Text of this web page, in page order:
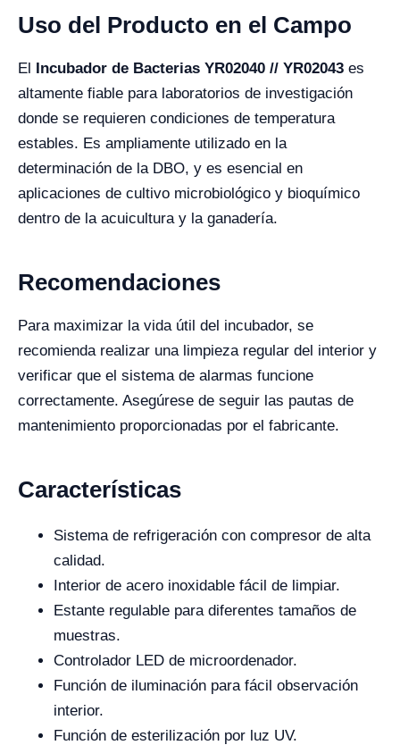
Uso del Producto en el Campo
El Incubador de Bacterias YR02040 // YR02043 es
altamente fiable para laboratorios de investigación
donde se requieren condiciones de temperatura
estables. Es ampliamente utilizado en la
determinación de la DBO, y es esencial en
aplicaciones de cultivo microbiológico y bioquímico
dentro de la acuicultura y la ganadería.
Recomendaciones
Para maximizar la vida útil del incubador, se
recomienda realizar una limpieza regular del interior y
verificar que el sistema de alarmas funcione
correctamente. Asegúrese de seguir las pautas de
mantenimiento proporcionadas por el fabricante.
Características
Sistema de refrigeración con compresor de alta
calidad.
Interior de acero inoxidable fácil de limpiar.
Estante regulable para diferentes tamaños de
muestras.
Controlador LED de microordenador.
Función de iluminación para fácil observación
interior.
Función de esterilización por luz UV.